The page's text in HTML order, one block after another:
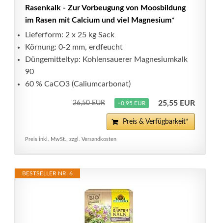
Rasenkalk - Zur Vorbeugung von Moosbildung
im Rasen mit Calcium und viel Magnesium*
Lieferform: 2 x 25 kg Sack
Körnung: 0-2 mm, erdfeucht
Düngemitteltyp: Kohlensauerer Magnesiumkalk
90
60 % CaCO3 (Caliumcarbonat)
26,50 EUR −0,95 EUR 25,55 EUR
Preis & Verfügbarkeit*
Preis inkl. MwSt., zzgl. Versandkosten
BESTSELLER NR. 6